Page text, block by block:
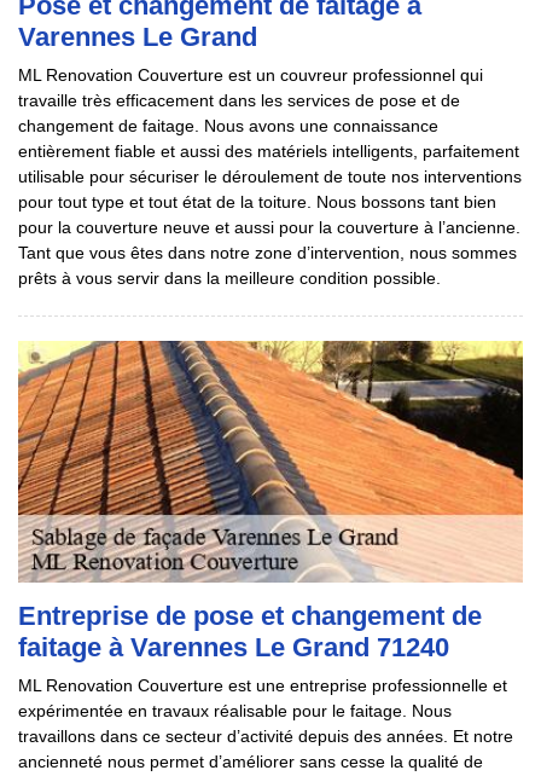
Varennes Le Grand
ML Renovation Couverture est un couvreur professionnel qui
travaille très efficacement dans les services de pose et de
changement de faitage. Nous avons une connaissance
entièrement fiable et aussi des matériels intelligents, parfaitement
utilisable pour sécuriser le déroulement de toute nos interventions
pour tout type et tout état de la toiture. Nous bossons tant bien
pour la couverture neuve et aussi pour la couverture à l’ancienne.
Tant que vous êtes dans notre zone d’intervention, nous sommes
prêts à vous servir dans la meilleure condition possible.
Entreprise de pose et changement de
faitage à Varennes Le Grand 71240
ML Renovation Couverture est une entreprise professionnelle et
expérimentée en travaux réalisable pour le faitage. Nous
travaillons dans ce secteur d’activité depuis des années. Et notre
ancienneté nous permet d’améliorer sans cesse la qualité de